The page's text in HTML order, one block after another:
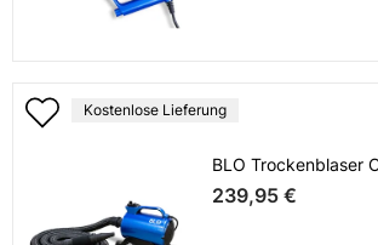
Kostenlose Lieferung
BLO Trockenblaser
239,95 €